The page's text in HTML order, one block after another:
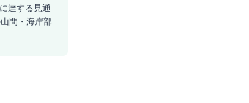
達する見通
間・海岸部